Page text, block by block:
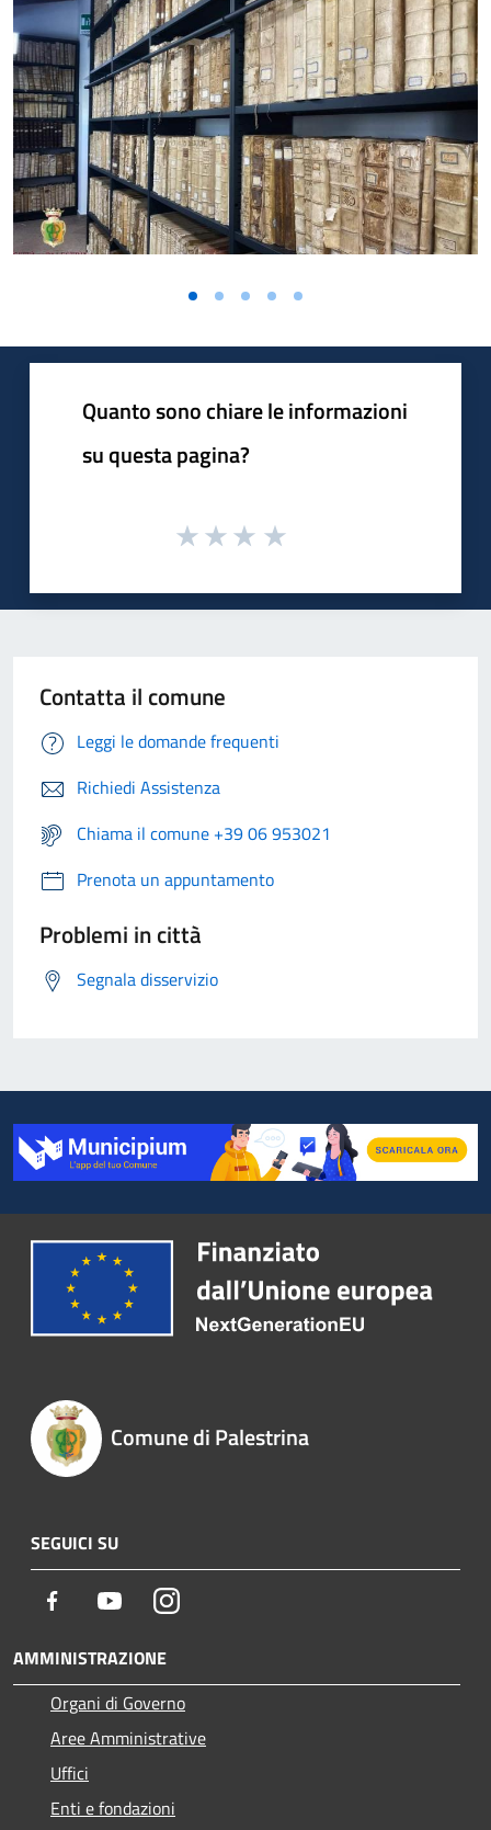
Quanto sono chiare le informazioni
su questa pagina?
Contatta il comune
Leggi le domande frequenti
Richiedi Assistenza
Chiama il comune +39 06 953021
Prenota un appuntamento
Problemi in città
Segnala disservizio
Comune di Palestrina
SEGUICI SU
Facebook YoutubeInstagram
AMMINISTRAZIONE
Organi di Governo
Aree Amministrative
Uffici
Enti e fondazioni